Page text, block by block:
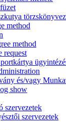
method
method
request
és/vagy
show
szervezetek
szervezetek